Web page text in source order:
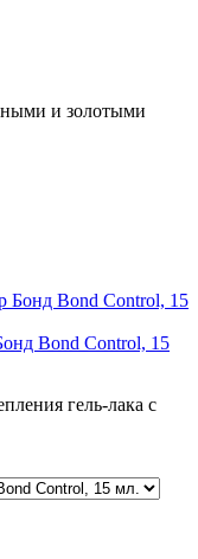
и золотыми
Bond Control, 15
гель-лака с